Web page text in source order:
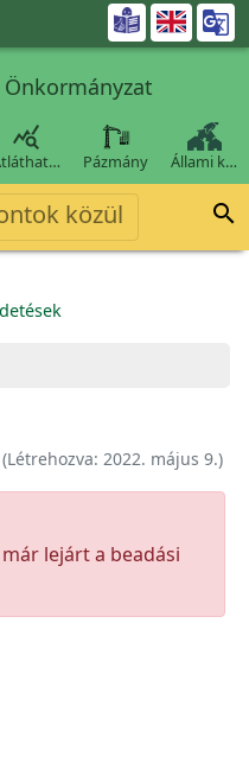

Önkormányzat

Pázmány Állami k…
közül 
(Létrehozva: 2022. május 9.)
lejárt a beadási